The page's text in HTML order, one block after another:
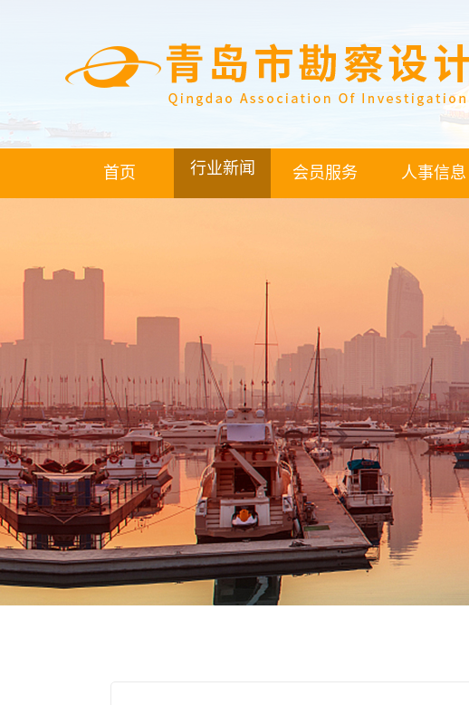
首页 行业新闻 会员服务 人事信息